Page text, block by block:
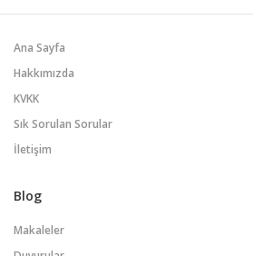
Ana Sayfa
Hakkımızda
KVKK
Sık Sorulan Sorular
İletişim
Blog
Makaleler